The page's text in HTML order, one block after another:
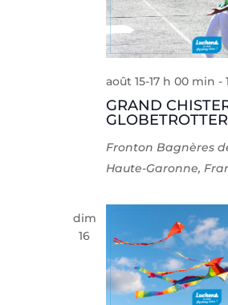
GRAND
août 15-17 h 00 min -
FrontonBagnères
Haute-Garonne,
dim
16